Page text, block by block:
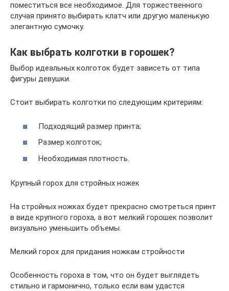
поместиться все необходимое. Для торжественного
случая принято выбирать клатч или другую маленькую
элегантную сумочку.
Как выбрать колготки в горошек?
Выбор идеальных колготок будет зависеть от типа
фигуры девушки.
Стоит выбирать колготки по следующим критериям:
Подходящий размер принта;
Размер колготок;
Необходимая плотность.
Крупный горох для стройных ножек
На стройных ножках будет прекрасно смотреться принт
в виде крупного гороха, а вот мелкий горошек позволит
визуально уменьшить объемы.
Мелкий горох для придания ножкам стройности
Особенность гороха в том, что он будет выглядеть
стильно и гармонично, только если вам удастся